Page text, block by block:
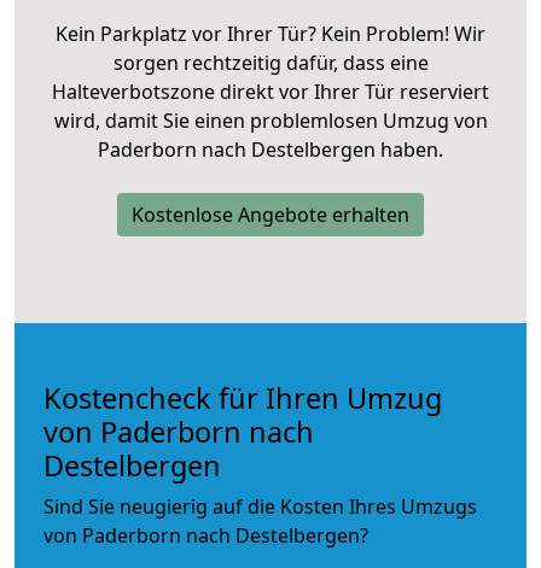
Kein Parkplatz vor Ihrer Tür? Kein Problem! Wir
sorgen rechtzeitig dafür, dass eine
Halteverbotszone direkt vor Ihrer Tür reserviert
wird, damit Sie einen problemlosen Umzug von
Paderborn nach Destelbergen haben.
Kostenlose Angebote erhalten
Kostencheck für Ihren Umzug
von Paderborn nach
Destelbergen
Sind Sie neugierig auf die Kosten Ihres Umzugs
von Paderborn nach Destelbergen?